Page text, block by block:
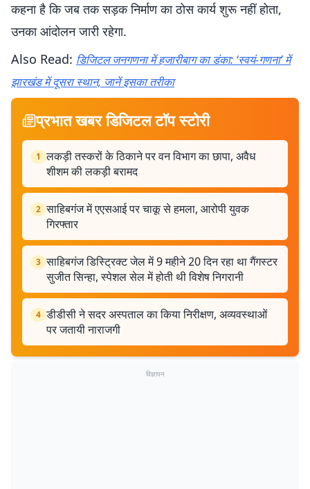
कहना है कि जब तक सड़क निर्माण का ठोस कार्य शुरू नहीं होता,
उनका आंदोलन जारी रहेगा.
Also Read: डिजिटल जनगणना में हजारीबाग का डंका: ‘स्वयं-गणना’ में
झारखंड में दूसरा स्थान, जानें इसका तरीका
प्रभात खबर डिजिटल टॉप स्टोरी
1 लकड़ी तस्करों के ठिकाने पर वन विभाग का छापा, अवैध
शीशम की लकड़ी बरामद
2 साहिबगंज में एएसआई पर चाकू से हमला, आरोपी युवक
गिरफ्तार
3 साहिबगंज डिस्ट्रिक्ट जेल में 9 महीने 20 दिन रहा था गैंगस्टर
सुजीत सिन्हा, स्पेशल सेल में होती थी विशेष निगरानी
4 डीडीसी ने सदर अस्पताल का किया निरीक्षण, अव्यवस्थाओं
पर जतायी नाराजगी
विज्ञापन